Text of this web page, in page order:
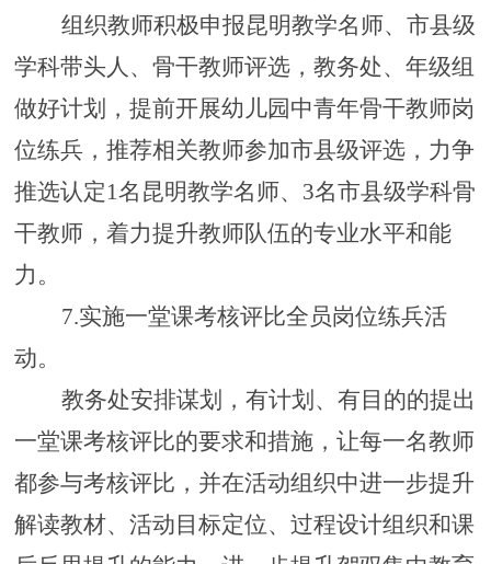
组织教师积极申报昆明教学名师、市县级
学科带头人、骨干教师评选，教务处、年级组
做好计划，提前开展幼儿园中青年骨干教师岗
位练兵，推荐相关教师参加市县级评选，力争
推选认定1名昆明教学名师、3名市县级学科骨
干教师，着力提升教师队伍的专业水平和能
力。
7.实施一堂课考核评比全员岗位练兵活
动。
教务处安排谋划，有计划、有目的的提出
一堂课考核评比的要求和措施，让每一名教师
都参与考核评比，并在活动组织中进一步提升
解读教材、活动目标定位、过程设计组织和课